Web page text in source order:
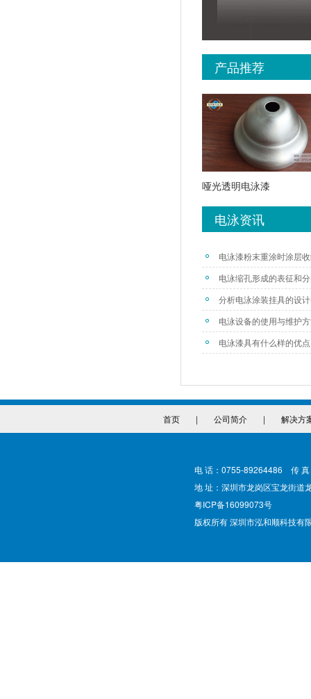
产品推荐
哑光透明电泳漆
电泳资讯
电泳漆粉末重涂时涂层
电泳缩孔形成的表征和
分析电泳涂装挂具的设
电泳设备的使用与维护
电泳漆具有什么样的优
首页 | 公司简介 | 解决方
电 话：0755-89264486 传
地 址：深圳市龙岗区宝龙街道
粤ICP备16099073号
版权所有 深圳市泓和顺科技有